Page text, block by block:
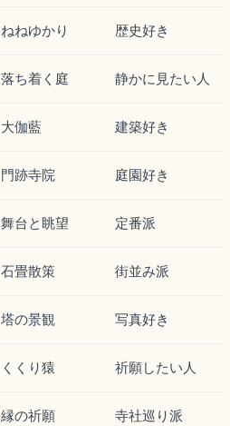
ねねゆかり 歴史好き
落ち着く庭 静かに見たい人
大伽藍 建築好き
門跡寺院 庭園好き
舞台と眺望 定番派
石畳散策 街並み派
塔の景観 写真好き
くくり猿 祈願したい人
縁の祈願 寺社巡り派